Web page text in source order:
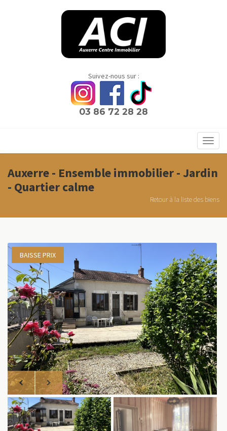
Suivez-nous sur :
03 86 72 28 28
Auxerre - Ensemble immobilier - Jardin
- Quartier calme
Retour à la liste des biens
BAISSE PRIX